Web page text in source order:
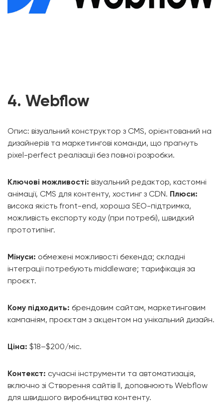
4. Webflow
Опис: візуальний конструктор з CMS, орієнтований на
дизайнерів та маркетингові команди, що прагнуть
pixel-perfect реалізації без повної розробки.
Ключові можливості: візуальний редактор, кастомні
анімації, CMS для контенту, хостинг з CDN. Плюси:
висока якість front-end, хороша SEO-підтримка,
можливість експорту коду (при потребі), швидкий
прототипінг.
Мінуси: обмежені можливості бекенда; складні
інтеграції потребують middleware; тарифікація за
проєкт.
Кому підходить: брендовим сайтам, маркетинговим
кампаніям, проєктам з акцентом на унікальний дизайн.
Ціна: $18–$200/міс.
Контекст: сучасні інструменти та автоматизація,
включно зі Створення сайтів ІІ, доповнюють Webflow
для швидшого виробництва контенту.